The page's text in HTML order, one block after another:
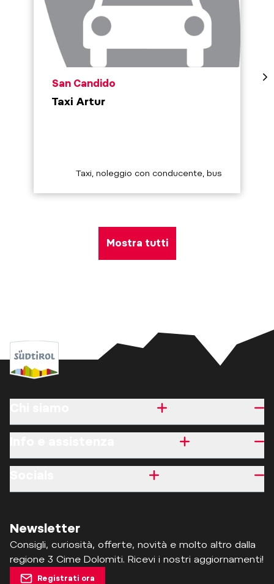
aria.poi_location_prefix
San Candido
Taxi Artur
aria.poi_category_prefix
Taxi, noleggio con conducente, bus
Mostra tutti
Newsletter
Consigli, curiosità, offerte, novità e molto altro dalla
regione 3 Cime Dolomiti. Ricevi i nostri aggiornamenti!
Registrati ora